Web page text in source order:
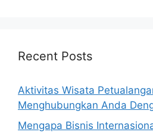
Recent Posts
Aktivitas Wisata
Menghubungkan Anda
Mengapa Bisnis